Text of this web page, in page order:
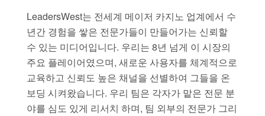
LeadersWest는 전세계 메이저 카지노 업계에서 수
년간 경험을 쌓은 전문가들이 만들어가는 신뢰할
수 있는 미디어입니다. 우리는 8년 넘게 이 시장의
주요 플레이어였으며, 새로운 사용자를 체계적으로
교육하고 신뢰도 높은 채널을 선별하여 그들을 온
보딩 시켜왔습니다. 우리 팀은 각자가 맡은 전문 분
야를 심도 있게 리서치 하며, 팀 외부의 전문가 그리